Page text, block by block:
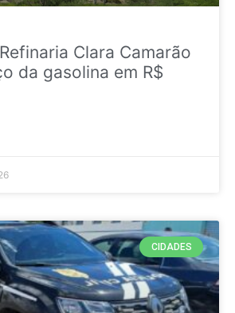
Clara Camarão
da gasolina em R$
CIDADES